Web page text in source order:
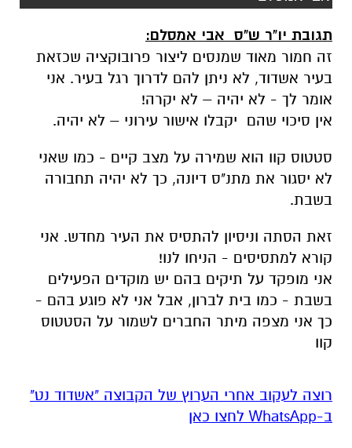
תגובת יו"ר ש"ס אבי אמסלם:
זה חמור מאוד שמנסים ליצור פרובוקציה שכזאת
בעיר אשדוד, לא ניתן להם לדרוך רגל בעיר. אני
אומר לך - לא יהיה – לא יקרה!
אין סיכוי שהם יקבלו אישור עירוני – לא יהיה.
סטטוס קוו הוא שמירה על מצב קיים - כמו שאני
לא יסגור את מתנ"ס דיונה, כך לא יהיה תחבורה
בשבת.
זאת הסתה וניסיון להתסיס את העיר מחדש. אני
קורא למתסיסים - הניחו לנו!
אני מופקד על תיקים בהם יש מוקדים הפעילים
בשבת - כמו בית לברון, אבל אני לא פוגע בהם -
כך אני מצפה מיתר החברים לשמור על הסטטוס
קוו
רוצה לעקוב אחרי הערוץ של הקבוצה "אשדוד נט"
ב-WhatsApp לחצו כאן